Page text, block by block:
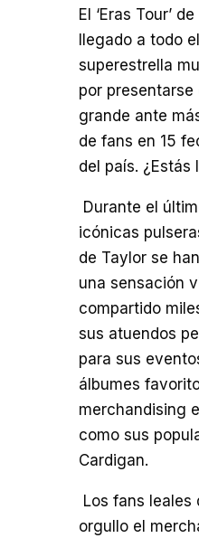
El ‘Eras Tour’
llegado a todo
superestrella
por
grande ante
de fans en 15
del país. ¿Estás
Durante el
icónicas
de Taylor se
una sensación
compartido
sus atuendos
para sus
álbumes
merchandising
como sus
Cardigan.
Los fans leales
orgullo el